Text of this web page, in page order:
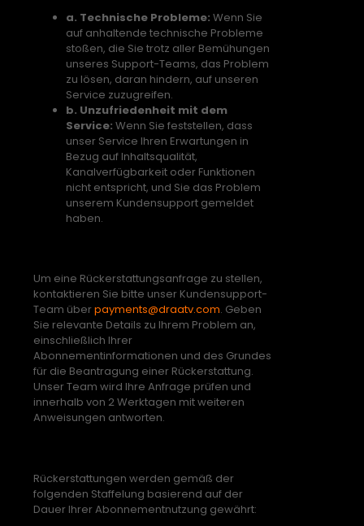
a. Technische Probleme: Wenn Sie
auf anhaltende technische Probleme
stoßen, die Sie trotz aller Bemühungen
unseres Support-Teams, das Problem
zu lösen, daran hindern, auf unseren
Service zuzugreifen.
b. Unzufriedenheit mit dem
Service: Wenn Sie feststellen, dass
unser Service Ihren Erwartungen in
Bezug auf Inhaltsqualität,
Kanalverfügbarkeit oder Funktionen
nicht entspricht, und Sie das Problem
unserem Kundensupport gemeldet
haben.
Um eine Rückerstattungsanfrage zu stellen,
kontaktieren Sie bitte unser Kundensupport-
Team überpayments@draatv.com. Geben
Sie relevante Details zu Ihrem Problem an,
einschließlich Ihrer
Abonnementinformationen und des Grundes
für die Beantragung einer Rückerstattung.
Unser Team wird Ihre Anfrage prüfen und
innerhalb von 2 Werktagen mit weiteren
Anweisungen antworten.
Rückerstattungen werden gemäß der
folgenden Staffelung basierend auf der
Dauer Ihrer Abonnementnutzung gewährt: